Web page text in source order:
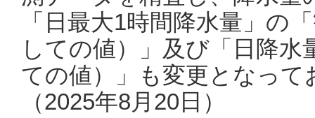
「日最大1時間降水量」の
しての値）」及び「日降
ての値）」も変更となっ
（2025年8月20日）